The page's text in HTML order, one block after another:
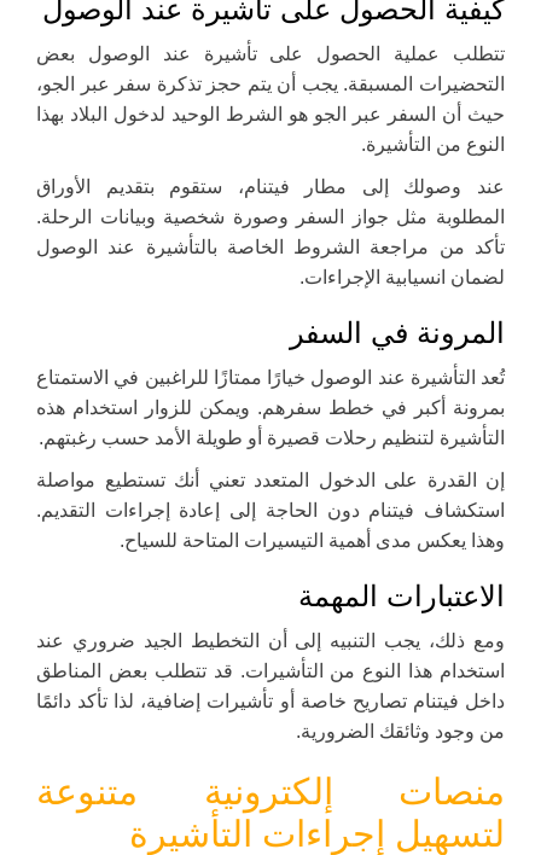
كيفية الحصول على تأشيرة عند الوصول
تتطلب عملية الحصول على تأشيرة عند الوصول بعض
التحضيرات المسبقة. يجب أن يتم حجز تذكرة سفر عبر الجو،
حيث أن السفر عبر الجو هو الشرط الوحيد لدخول البلاد بهذا
النوع من التأشيرة.
عند وصولك إلى مطار فيتنام، ستقوم بتقديم الأوراق
المطلوبة مثل جواز السفر وصورة شخصية وبيانات الرحلة.
تأكد من مراجعة الشروط الخاصة بالتأشيرة عند الوصول
لضمان انسيابية الإجراءات.
المرونة في السفر
تُعد التأشيرة عند الوصول خيارًا ممتازًا للراغبين في الاستمتاع
بمرونة أكبر في خطط سفرهم. ويمكن للزوار استخدام هذه
التأشيرة لتنظيم رحلات قصيرة أو طويلة الأمد حسب رغبتهم.
إن القدرة على الدخول المتعدد تعني أنك تستطيع مواصلة
استكشاف فيتنام دون الحاجة إلى إعادة إجراءات التقديم.
وهذا يعكس مدى أهمية التيسيرات المتاحة للسياح.
الاعتبارات المهمة
ومع ذلك، يجب التنبيه إلى أن التخطيط الجيد ضروري عند
استخدام هذا النوع من التأشيرات. قد تتطلب بعض المناطق
داخل فيتنام تصاريح خاصة أو تأشيرات إضافية، لذا تأكد دائمًا
من وجود وثائقك الضرورية.
منصات إلكترونية متنوعة
لتسهيل إجراءات التأشيرة